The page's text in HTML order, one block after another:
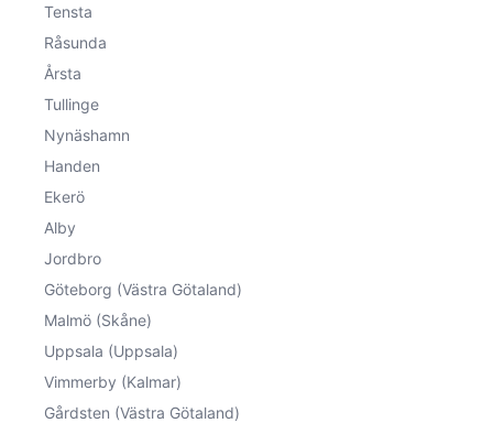
Tensta
Råsunda
Årsta
Tullinge
Nynäshamn
Handen
Ekerö
Alby
Jordbro
Göteborg (Västra Götaland)
Malmö (Skåne)
Uppsala (Uppsala)
Vimmerby (Kalmar)
Gårdsten (Västra Götaland)